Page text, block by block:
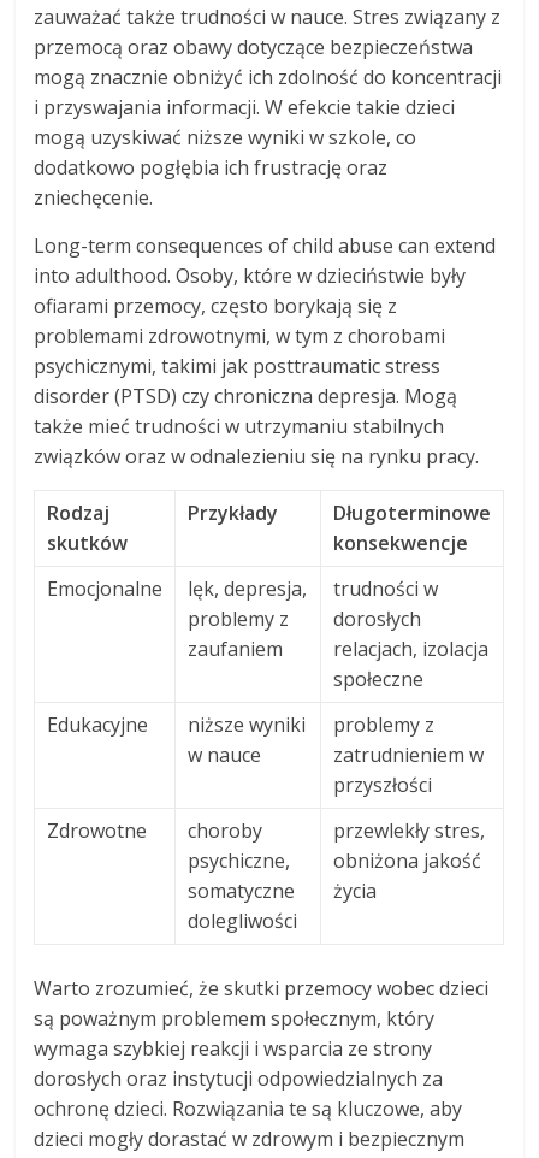
zauważać także trudności w nauce. Stres związany z
przemocą oraz obawy dotyczące bezpieczeństwa
mogą znacznie obniżyć ich zdolność do koncentracji
i przyswajania informacji. W efekcie takie dzieci
mogą uzyskiwać niższe wyniki w szkole, co
dodatkowo pogłębia ich frustrację oraz
zniechęcenie.
Long-term consequences of child abuse can extend
into adulthood. Osoby, które w dzieciństwie były
ofiarami przemocy, często borykają się z
problemami zdrowotnymi, w tym z chorobami
psychicznymi, takimi jak posttraumatic stress
disorder (PTSD) czy chroniczna depresja. Mogą
także mieć trudności w utrzymaniu stabilnych
związków oraz w odnalezieniu się na rynku pracy.
Rodzaj
skutków
Przykłady
Długoterminowe
konsekwencje
Emocjonalne
lęk, depresja,
problemy z
zaufaniem
trudności w
dorosłych
relacjach, izolacja
społeczne
Edukacyjne
niższe wyniki
w nauce
problemy z
zatrudnieniem w
przyszłości
Zdrowotne
choroby
psychiczne,
somatyczne
dolegliwości
przewlekły stres,
obniżona jakość
życia
Warto zrozumieć, że skutki przemocy wobec dzieci
są poważnym problemem społecznym, który
wymaga szybkiej reakcji i wsparcia ze strony
dorosłych oraz instytucji odpowiedzialnych za
ochronę dzieci. Rozwiązania te są kluczowe, aby
dzieci mogły dorastać w zdrowym i bezpiecznym